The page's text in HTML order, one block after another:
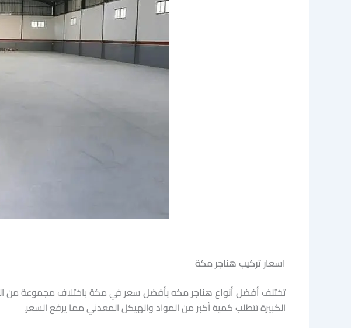
اسعار تركيب هناجر مكة
تختلف أفضل أنواع هناجر مكه بأفضل سعرفي مكة باختلاف مجموعة من
الكبيرة تتطلب كمية أكبر من المواد والهيكل المعدني مما يرفع السعر.